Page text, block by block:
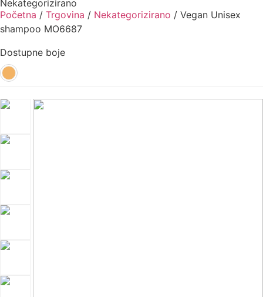
Nekategorizirano
Početna / Trgovina / Nekategorizirano / Vegan Unisex
shampoo MO6687
Dostupne boje